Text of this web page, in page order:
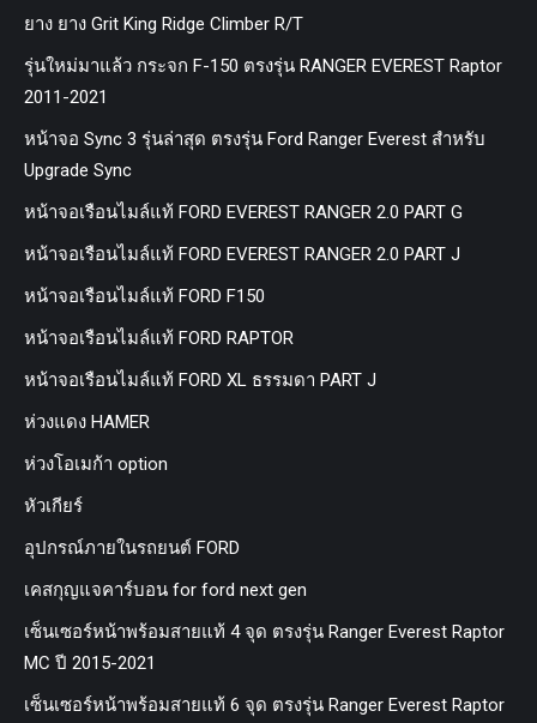
ยาง ยาง Grit King Ridge Climber R/T
รุ่นใหม่มาแล้ว กระจก F-150 ตรงรุ่น RANGER EVEREST Raptor
2011-2021
หน้าจอ Sync 3 รุ่นล่าสุด ตรงรุ่น Ford Ranger Everest สำหรับ
Upgrade Sync
หน้าจอเรือนไมล์แท้ FORD EVEREST RANGER 2.0 PART G
หน้าจอเรือนไมล์แท้ FORD EVEREST RANGER 2.0 PART J
หน้าจอเรือนไมล์แท้ FORD F150
หน้าจอเรือนไมล์แท้ FORD RAPTOR
หน้าจอเรือนไมล์แท้ FORD XL ธรรมดา PART J
ห่วงแดง HAMER
ห่วงโอเมก้า option
หัวเกียร์
อุปกรณ์ภายในรถยนต์ FORD
เคสกุญแจคาร์บอน for ford next gen
เซ็นเซอร์หน้าพร้อมสายแท้ 4 จุด ตรงรุ่น Ranger Everest Raptor
MC ปี 2015-2021
เซ็นเซอร์หน้าพร้อมสายแท้ 6 จุด ตรงรุ่น Ranger Everest Raptor